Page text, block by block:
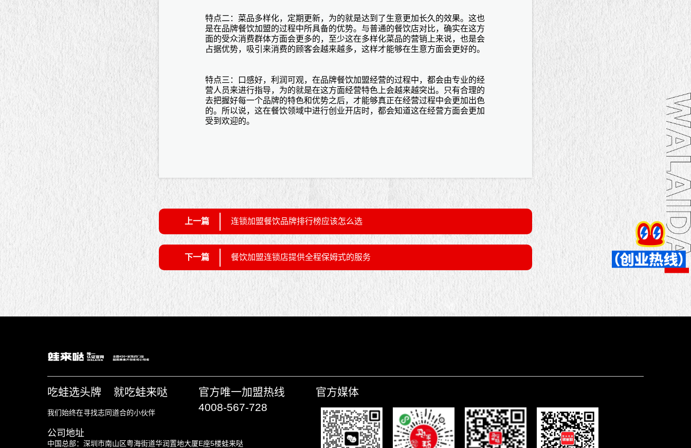
特点二：菜品多样化，定期更新，为的就是达到了生意更加长久的效果。这也
是在品牌餐饮加盟的过程中所具备的优势。与普通的餐饮店对比，确实在这方
面的受众消费群体方面会更多的，至少这在多样化菜品的营销上来说，也是会
占据优势，吸引来消费的顾客会越来越多，这样才能够在生意方面会更好的。
特点三：口感好，利润可观，在品牌餐饮加盟经营的过程中，都会由专业的经
营人员来进行指导，为的就是在这方面经营特色上会越来越突出。只有合理的
去把握好每一个品牌的特色和优势之后，才能够真正在经营过程中会更加出色
的。所以说，这在餐饮领域中进行创业开店时，都会知道这在经营方面会更加
受到欢迎的。
上一篇 连锁加盟餐饮品牌排行榜应该怎么选
下一篇 餐饮加盟连锁店提供全程保姆式的服务
吃蛙选头牌 就吃蛙来哒
我们始终在寻找志同道合的小伙伴
官方唯一加盟热线
4008-567-728
公司地址
中国总部：深圳市南山区粤海街道华润置地大厦E座5楼蛙来哒
官方媒体